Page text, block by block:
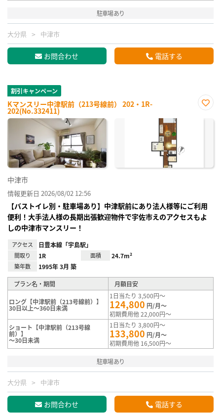
駐車場あり
大分県 中津市
お問合わせ 電話する
割引キャンペーン
Kマンスリー中津駅前（213号線前） 202・1R-
202(No.332411)
に入
中津市
情報更新日 2026/08/02 12:56
【バストイレ別・駐車場あり】中津駅前にあり法人様等にご利用
便利！大手法人様の長期出張歓迎物件で宇佐市えのアクセスもよ
しの中津市マンスリー！
アクセス 日豊本線「宇島駅」
間取り 1R 面積 24.7m²
築年数 1995年 3月 築
プラン名・期間 月額目安
ロング【中津駅前（213号線前）】
30日以上～360日未満
1日当たり 3,500円～
124,800 円/月～
初期費用他 22,000円～
ショート【中津駅前（213号線
前）】
～30日未満
1日当たり 3,800円～
133,800 円/月～
初期費用他 16,500円～
駐車場あり
大分県 中津市
お問合わせ 電話する